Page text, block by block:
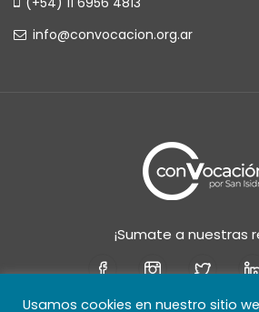
info@convocacion.org.ar
¡Sumate a nuestras
Usamos cookies en nuestro sitio